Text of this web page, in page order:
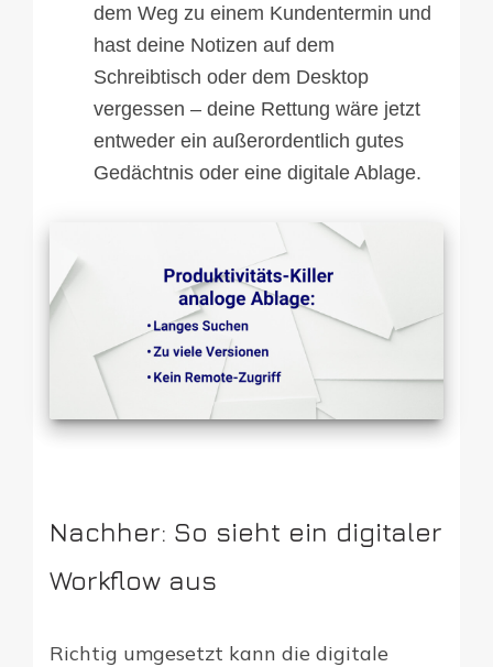
dem Weg zu einem Kundentermin und
hast deine Notizen auf dem
Schreibtisch oder dem Desktop
vergessen – deine Rettung wäre jetzt
entweder ein außerordentlich gutes
Gedächtnis oder eine digitale Ablage.
Nachher: So sieht ein digitaler
Workflow aus
Richtig umgesetzt kann die digitale